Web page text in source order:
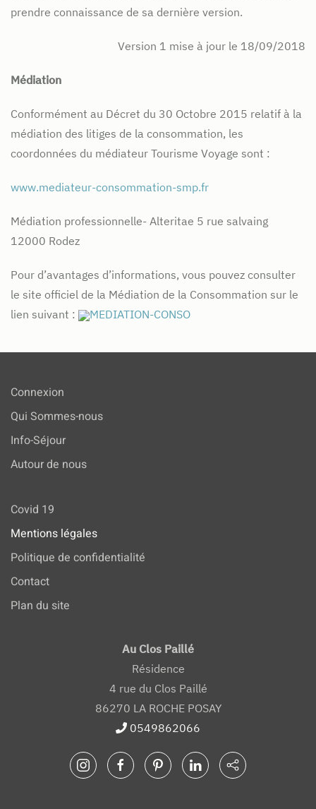
prendre connaissance de sa dernière version.
Version 1 mise à jour le 18/09/2018
Médiation
Conformément au Décret du 30 Octobre 2015 relatif à la
médiation des litiges de la consommation, les
coordonnées du médiateur Tourisme Voyage sont :
www.mediateur-consommation-smp.fr
Médiation professionnelle- Alteritae 5 rue salvaing
12000 Rodez
Pour d’avantages d’informations, vous pouvez consulter
le site officiel de la Médiation de la Consommation sur le
lien suivant :
MEDIATION-CONSO
Connexion
Qui Sommes-nous
Info-Séjour
Autour de nous
Covid 19
Mentions légales
Politique de confidentialité
Contact
Plan du site
Au Clos Paillé
Résidence
4 rue du Clos Paillé
86270 LA ROCHE POSAY
0549862066